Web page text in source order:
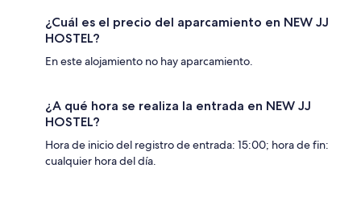
¿Cuál es el precio del aparcamiento en NEW JJ
HOSTEL?
En este alojamiento no hay aparcamiento.
¿A qué hora se realiza la entrada en NEW JJ
HOSTEL?
Hora de inicio del registro de entrada: 15:00; hora de fin:
cualquier hora del día.